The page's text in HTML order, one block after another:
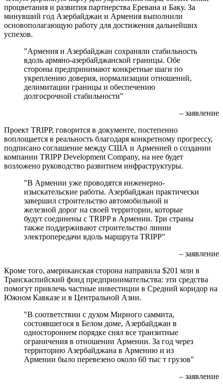
процветания и развития партнерства Еревана и Баку. За
минувший год Азербайджан и Армения выполнили
основополагающую работу для достижения дальнейших
успехов.
"Армения и Азербайджан сохраняли стабильность
вдоль армяно-азербайджанской границы. Обе
стороны предпринимают конкретные шаги по
укреплению доверия, нормализации отношений,
делимитации границы и обеспечению
долгосрочной стабильности"
– заявление
Проект TRIPP, говорится в документе, постепенно
воплощается в реальность благодаря конкретному прогрессу,
подписано соглашение между США и Арменией о создании
компании TRIPP Development Company, на нее будет
возложено руководство развитием инфраструктуры.
"В Армении уже проводятся инженерно-
изыскательские работы. Азербайджан практически
завершил строительство автомобильной и
железной дорог на своей территории, которые
будут соединены с TRIPP в Армении. Три страны
также поддерживают строительство линии
электропередачи вдоль маршрута TRIPP"
– заявление
Кроме того, американская сторона направила $201 млн в
Транскаспийский фонд предпринимательства: эти средства
помогут привлечь частные инвестиции в Средний коридор на
Южном Кавказе и в Центральной Азии.
"В соответствии с духом Мирного саммита,
состоявшегося в Белом доме, Азербайджан в
одностороннем порядке снял все транзитные
ограничения в отношении Армении. За год через
территорию Азербайджана в Армению и из
Армении было перевезено около 60 тыс т грузов"
– заявление